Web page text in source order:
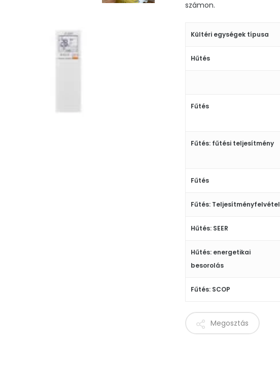
számon.
Kültéri egységek típusa
Hűtés
Fűtés
Fűtés: fűtési teljesítmény
Fűtés
Fűtés: Teljesítményfelvétel
Hűtés: SEER
Hűtés: energetikai
besorolás
Fűtés: SCOP
Megosztás